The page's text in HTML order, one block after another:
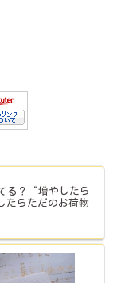
る？“増やしたら
たらただのお荷物